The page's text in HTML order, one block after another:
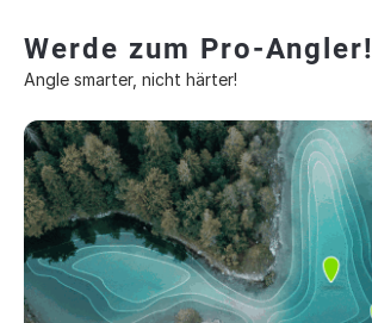
Werde zum Pro-Angler!
Angle smarter, nicht härter!